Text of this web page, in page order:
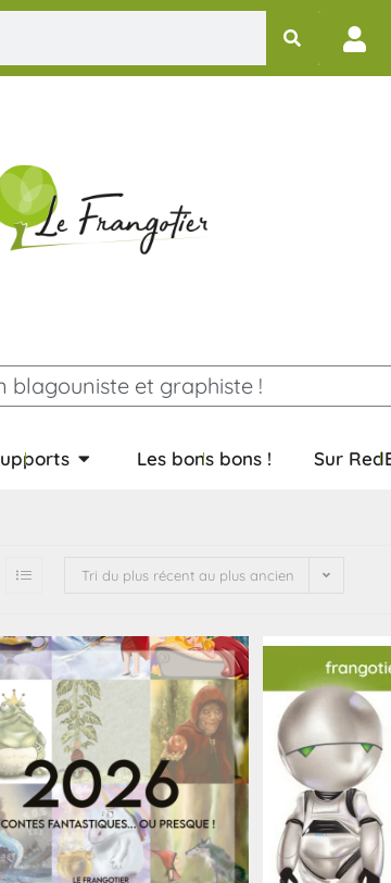
blagouniste et graphiste !
Les bons bons ! Sur
Tri du plus récent au plus ancien